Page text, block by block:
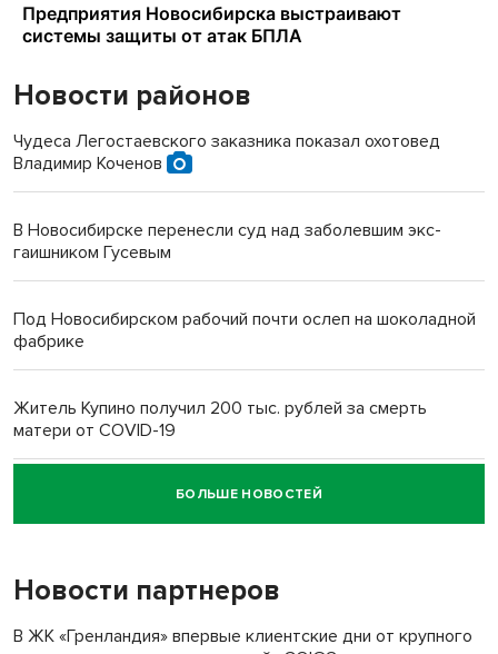
Новости районов
Чудеса Легостаевского заказника показал охотовед
Владимир Коченов
В Новосибирске перенесли суд над заболевшим экс-
гаишником Гусевым
Под Новосибирском рабочий почти ослеп на шоколадной
фабрике
Житель Купино получил 200 тыс. рублей за смерть
матери от COVID-19
Новосибирский суд наказал водителя за смерть
пенсионерки на вокзале
«Мы живём на пастбище!»: в новосибирском селе лошади
терроризируют жителей
БОЛЬШЕ НОВОСТЕЙ
Новости партнеров
В ЖК «Гренландия» впервые клиентские дни от крупного